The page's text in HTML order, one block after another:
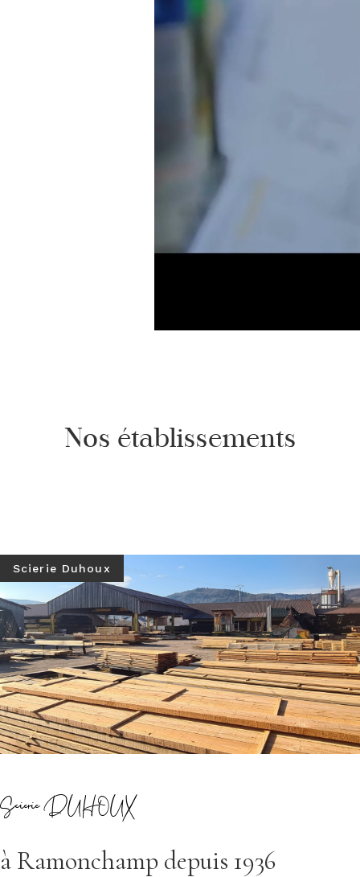
Nos établissements
Scierie Duhoux
Scierie DUHOUX
à Ramonchamp depuis 1936